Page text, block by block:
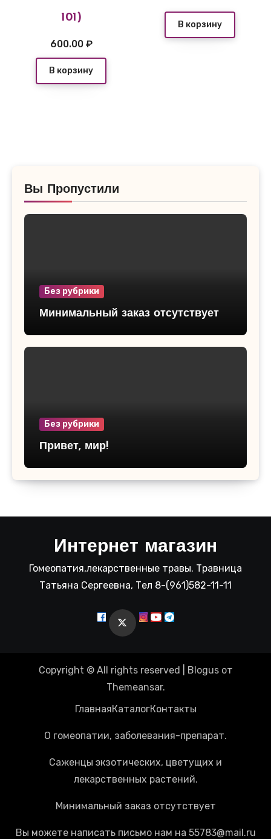
101)
600.00 ₽
В корзину
В корзину
Вы Пропустили
Без рубрики
Минимальный заказ отсутствует
Без рубрики
Привет, мир!
Интернет магазин
Гомеопатия,лекарственные травы. Травница
Татьяна Сергеевна, Тел 8-(961)582-11-11
Copyright © All rights reserved Blogusот
Themeansar.
ГлавнаяКаталогКонтакты
О гомеопатии, заболевания-препарат.
Саженцы экзотических, цветущих и
лекарственных растений.
Минимальный заказ отсутствует
Вы можете написать письмо нам на 55783@mail.ru